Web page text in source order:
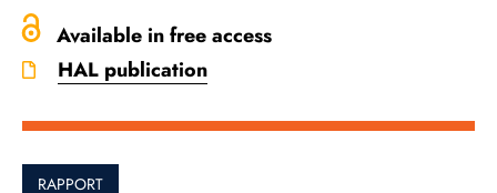
Available in free access
HAL publication
RAPPORT